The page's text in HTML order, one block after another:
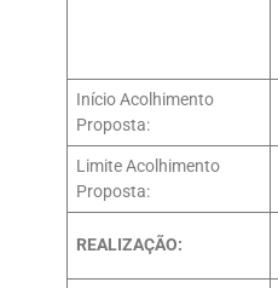
Início Acolhimento
Proposta:
Limite Acolhimento
Proposta:
REALIZAÇÃO: